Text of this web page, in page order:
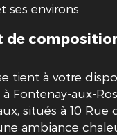
environs.
tient à votre
Fontenay-aux-
situés à 10 Rue
ambiance